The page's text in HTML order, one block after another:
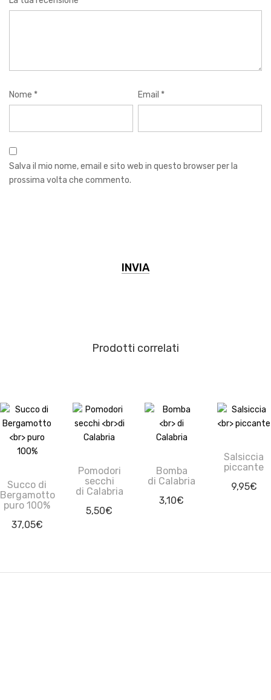
Nome * Email *
Salva il mio nome, email e sito web in questo browser per la
prossima volta che commento.
Prodotti correlati
Succo di
Bergamotto
puro 100%
37,05€
Pomodori
secchi
di Calabria
5,50€
Bomba
di Calabria
3,10€
Salsiccia
piccante
9,95€